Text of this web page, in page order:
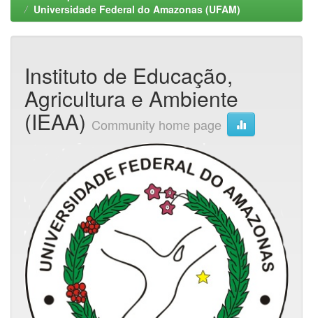
Universidade Federal do Amazonas (UFAM)
Instituto de Educação,
Agricultura e Ambiente
(IEAA) Community home page